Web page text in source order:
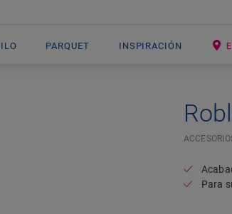
PARQUET INSPIRACIÓN
Para